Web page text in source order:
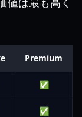
Premium
✅
✅